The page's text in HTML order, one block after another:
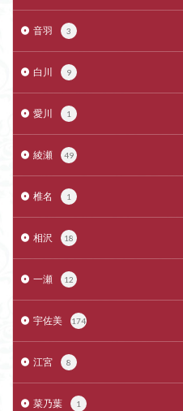
音羽 3
白川 9
愛川 1
綾瀬 49
椎名 1
相沢 18
一瀬 12
宇佐美 174
江宮 8
菜乃葉 1